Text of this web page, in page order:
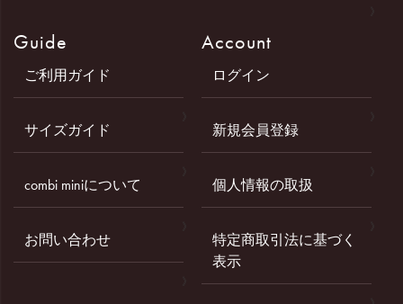
Guide
ご利用ガイド
サイズガイド
combi miniについて
お問い合わせ
Account
ログイン
新規会員登録
個人情報の取扱
特定商取引法に基づく
表示